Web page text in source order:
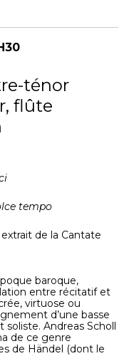
ténor
flûte
tempo
extrait de la Cantate
baroque,
entre récitatif et
virtuose ou
d’une basse
Andreas Scholl
de ce genre
de Händel (dont le